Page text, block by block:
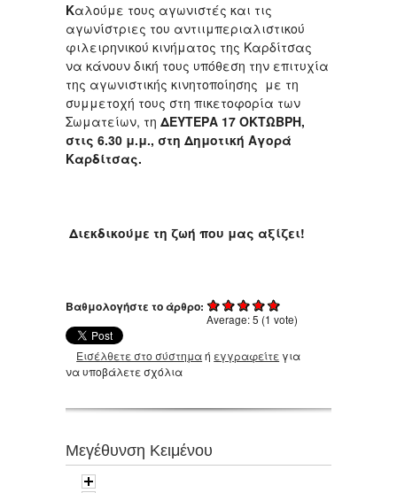
Καλούμε τους αγωνιστές και τις
αγωνίστριες του αντιιμπεριαλιστικού
φιλειρηνικού κινήματος της Καρδίτσας
να κάνουν δική τους υπόθεση την επιτυχία
της αγωνιστικής κινητοποίησης με τη
συμμετοχή τους στη πικετοφορία των
Σωματείων, τη ΔΕΥΤΕΡΑ 17 ΟΚΤΩΒΡΗ,
στις 6.30 μ.μ., στη Δημοτική Αγορά
Καρδίτσας.
Διεκδικούμε τη ζωή που μας αξίζει!
Βαθμολογήστε το άρθρο:
Average:5 (1 vote)
Εισέλθετε στο σύστημαή εγγραφείτε για
να υποβάλετε σχόλια
Μεγέθυνση Κειμένου